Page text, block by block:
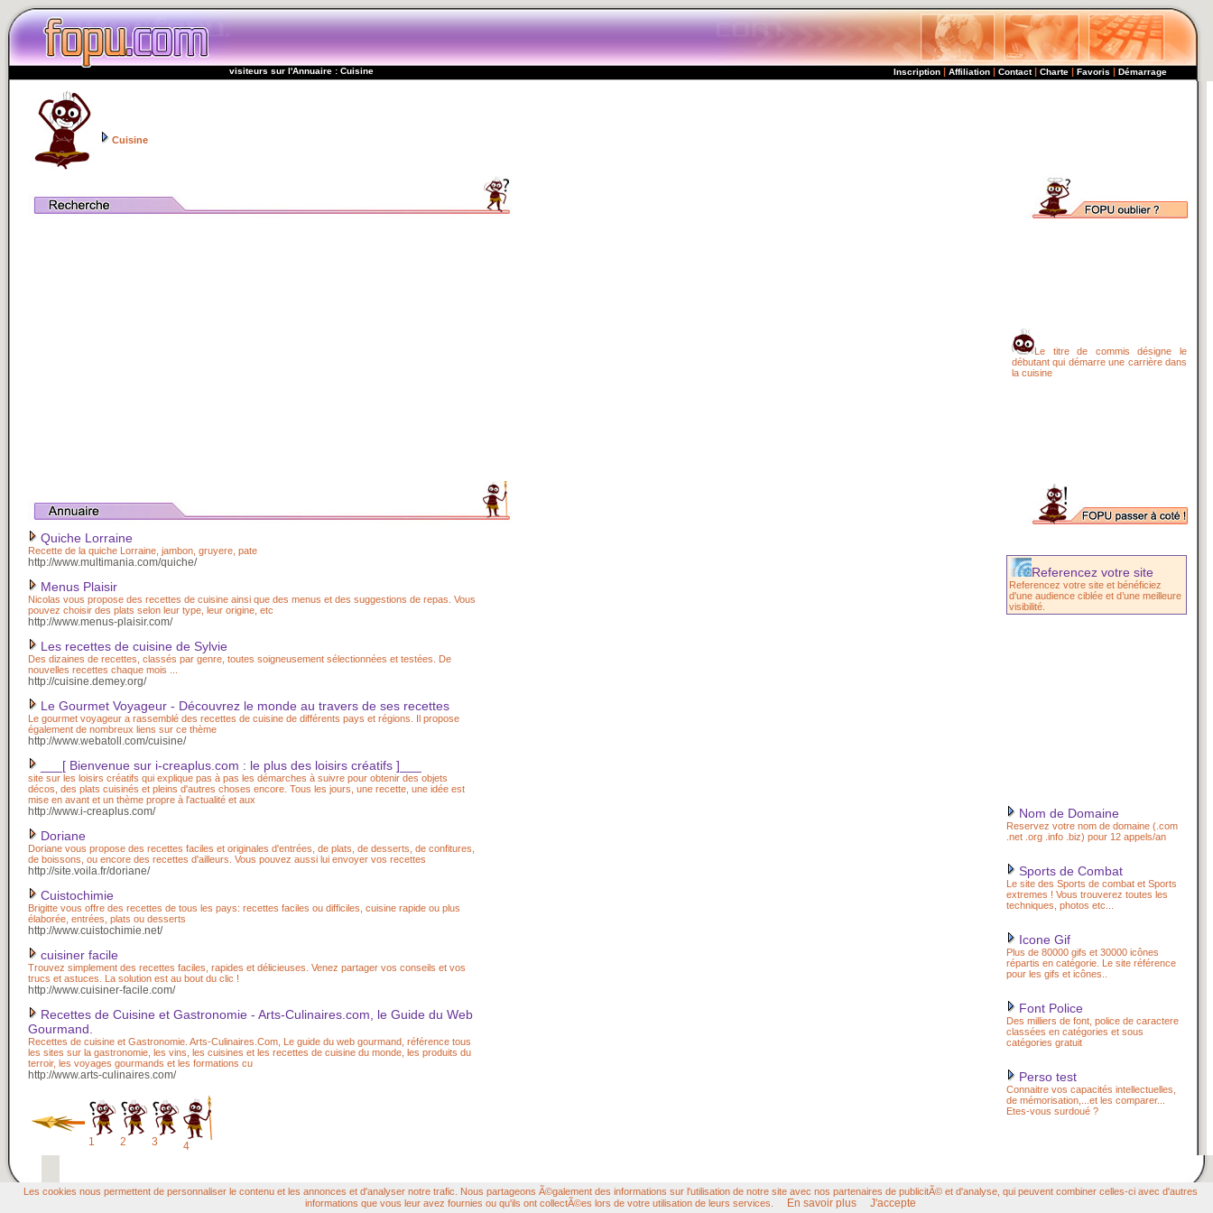
visiteurs sur l'Annuaire : Cuisine Inscription | Affiliation | Contact | Charte | Favoris | Démarrage
Cuisine
Le titre de commis désigne le
débutant qui démarre une carrière dans
la cuisine
Quiche Lorraine
Recette de la quiche Lorraine, jambon, gruyere, pate
http://www.multimania.com/quiche/
Menus Plaisir
Nicolas vous propose des recettes de cuisine ainsi que des menus et des suggestions de repas. Vous
pouvez choisir des plats selon leur type, leur origine, etc
http://www.menus-plaisir.com/
Les recettes de cuisine de Sylvie
Des dizaines de recettes, classés par genre, toutes soigneusement sélectionnées et testées. De
nouvelles recettes chaque mois ...
http://cuisine.demey.org/
Le Gourmet Voyageur - Découvrez le monde au travers de ses recettes
Le gourmet voyageur a rassemblé des recettes de cuisine de différents pays et régions. Il propose
également de nombreux liens sur ce thème
http://www.webatoll.com/cuisine/
___[ Bienvenue sur i-creaplus.com : le plus des loisirs créatifs ]___
site sur les loisirs créatifs qui explique pas à pas les démarches à suivre pour obtenir des objets
décos, des plats cuisinés et pleins d'autres choses encore. Tous les jours, une recette, une idée est
mise en avant et un thème propre à l'actualité et aux
http://www.i-creaplus.com/
Doriane
Doriane vous propose des recettes faciles et originales d'entrées, de plats, de desserts, de confitures,
de boissons, ou encore des recettes d'ailleurs. Vous pouvez aussi lui envoyer vos recettes
http://site.voila.fr/doriane/
Cuistochimie
Brigitte vous offre des recettes de tous les pays: recettes faciles ou difficiles, cuisine rapide ou plus
élaborée, entrées, plats ou desserts
http://www.cuistochimie.net/
cuisiner facile
Trouvez simplement des recettes faciles, rapides et délicieuses. Venez partager vos conseils et vos
trucs et astuces. La solution est au bout du clic !
http://www.cuisiner-facile.com/
Recettes de Cuisine et Gastronomie - Arts-Culinaires.com, le Guide du Web
Gourmand.
Recettes de cuisine et Gastronomie. Arts-Culinaires.Com, Le guide du web gourmand, référence tous
les sites sur la gastronomie, les vins, les cuisines et les recettes de cuisine du monde, les produits du
terroir, les voyages gourmands et les formations cu
http://www.arts-culinaires.com/
1 2 3 4
Referencez votre site
Referencez votre site et bénéficiez
d'une audience ciblée et d’une meilleure
visibilité.
Nom de Domaine
Reservez votre nom de domaine (.com
.net .org .info .biz) pour 12 appels/an
Sports de Combat
Le site des Sports de combat et Sports
extremes ! Vous trouverez toutes les
techniques, photos etc...
Icone Gif
Plus de 80000 gifs et 30000 icônes
répartis en catégorie. Le site référence
pour les gifs et icônes..
Font Police
Des milliers de font, police de caractere
classées en catégories et sous
catégories gratuit
Perso test
Connaitre vos capacités intellectuelles,
de mémorisation,...et les comparer...
Etes-vous surdoué ?
© FOPU tous droits réservés, Hébergement Hiwit.net
Les cookies nous permettent de personnaliser le contenu et les annonces et d'analyser notre trafic. Nous partageons Ã©galement des informations sur l'utilisation de notre site avec nos partenaires de publicitÃ© et d'analyse, qui peuvent combiner celles-ci avec d'autres
informations que vous leur avez fournies ou qu'ils ont collectÃ©es lors de votre utilisation de leurs services.
En savoir plus J'accepte